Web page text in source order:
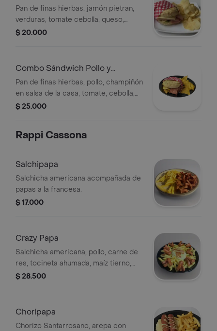
Queso
Pan de finas hierbas, jamón pietran,
verduras, tomate cebolla, queso,
acompañamiento y bebida a elegir.
$ 20.000
Combo Sándwich Pollo y
Tocineta
Pan de finas hierbas, pollo, champiñón
en salsa de la casa, tomate, cebolla,
queso, acompañamiento y bebida a
$ 25.000
Rappi Cassona
Salchipapa
Salchicha americana acompañada de
papas a la francesa.
$ 17.000
Crazy Papa
Salchicha americana, pollo, carne de
res, tocineta ahumada, maíz tierno,
queso, papa francesa y bebida a
$ 28.500
Choripapa
Chorizo Santarrosano, arepa con